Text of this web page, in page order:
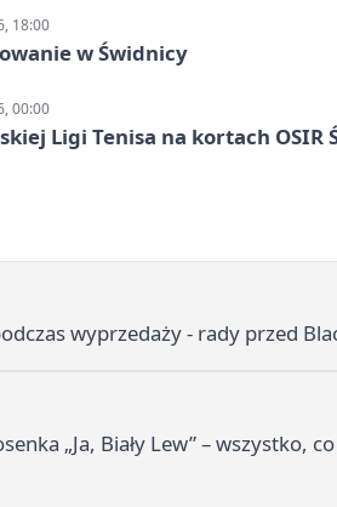
18:00
w Świdnicy
00:00
Ligi Tenisa na kortach OSIR
wyprzedaży - rady przed
„Ja, Biały Lew” – wszystko,